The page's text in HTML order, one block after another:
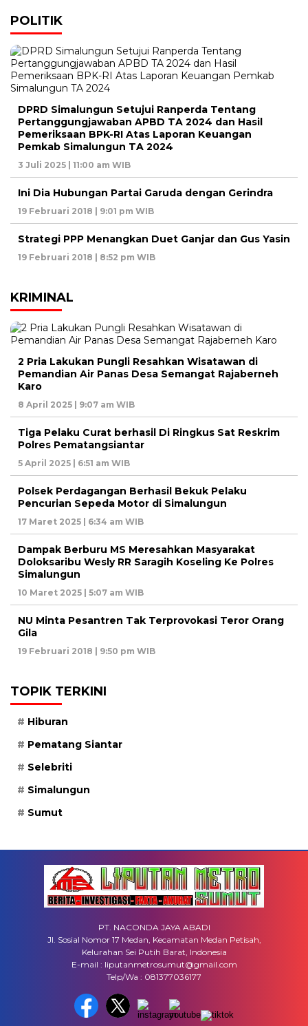
POLITIK
DPRD Simalungun Setujui Ranperda Tentang
Pertanggungjawaban APBD TA 2024 dan Hasil
Pemeriksaan BPK-RI Atas Laporan Keuangan
Pemkab Simalungun TA 2024
3 Juli 2025 | 11:00 am WIB
Ini Dia Hubungan Partai Garuda dengan Gerindra
19 Februari 2018 | 9:01 pm WIB
Strategi PPP Menangkan Duet Ganjar dan Gus Yasin
19 Februari 2018 | 8:52 pm WIB
KRIMINAL
2 Pria Lakukan Pungli Resahkan Wisatawan di
Pemandian Air Panas Desa Semangat Rajaberneh
Karo
8 April 2025 | 9:07 am WIB
Tiga Pelaku Curat berhasil Di Ringkus Sat Reskrim
Polres Pematangsiantar
5 April 2025 | 6:51 am WIB
Polsek Perdagangan Berhasil Bekuk Pelaku
Pencurian Sepeda Motor di Simalungun
17 Maret 2025 | 6:34 am WIB
Dampak Berburu MS Meresahkan Masyarakat
Doloksaribu Wesly RR Saragih Koseling Ke Polres
Simalungun
10 Maret 2025 | 5:07 am WIB
NU Minta Pesantren Tak Terprovokasi Teror Orang
Gila
19 Februari 2018 | 9:50 pm WIB
TOPIK TERKINI
Hiburan
Pematang Siantar
Selebriti
Simalungun
Sumut
PT. NACONDA JAYA ABADI
Jl. Sosial Nomor 17 Medan, Kecamatan Medan Petisah,
Kelurahan Sei Putih Barat, Indonesia
E-mail : liputanmetrosumut@gmail.com
Telp/Wa : 081377036177